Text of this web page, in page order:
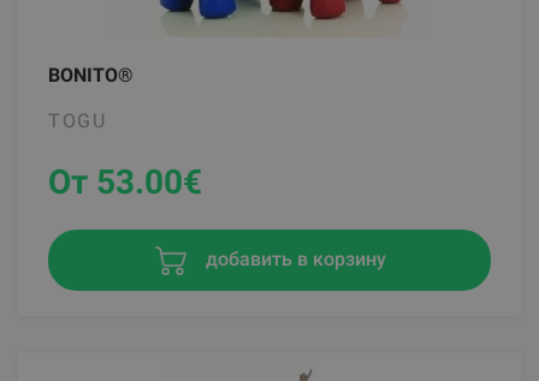
BONITO®
TOGU
От 53.00€
добавить в корзину